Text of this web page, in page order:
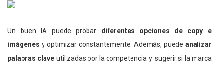
Un buen IA puede probar diferentes opciones de copy e
imágenes y optimizar constantemente. Además, puede analizar
palabras clave utilizadas por la competencia y sugerir si la marca